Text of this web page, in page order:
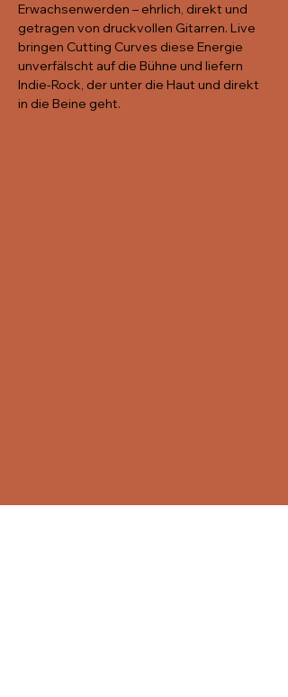
Erwachsenwerden – ehrlich, direkt und
getragen von druckvollen Gitarren. Live
bringen Cutting Curves diese Energie
unverfälscht auf die Bühne und liefern
Indie-Rock, der unter die Haut und direkt
in die Beine geht.